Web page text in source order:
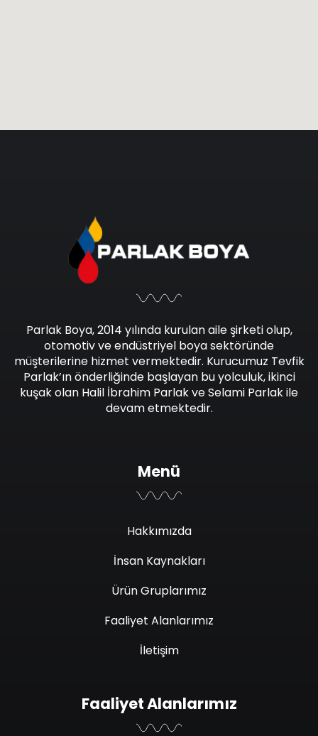
Parlak Boya, 2014 yılında kurulan aile şirketi olup,
otomotiv ve endüstriyel boya sektöründe
müşterilerine hizmet vermektedir. Kurucumuz Tevfik
Parlak’ın önderliğinde başlayan bu yolculuk, ikinci
kuşak olan Halil İbrahim Parlak ve Selami Parlak ile
devam etmektedir.
Menü
Hakkımızda
İnsan Kaynakları
Ürün Gruplarımız
Faaliyet Alanlarımız
İletişim
Faaliyet Alanlarımız